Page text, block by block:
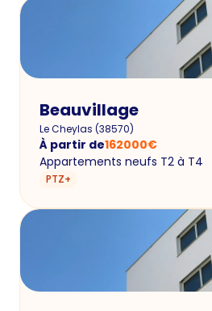
Beauvillage
Le Cheylas (38570)
À partir de162000€
Appartements neufs T2 à T4
PTZ+